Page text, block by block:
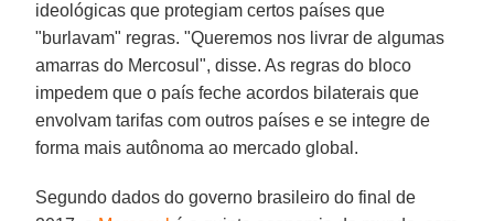
ideológicas que protegiam certos países que
"burlavam" regras. "Queremos nos livrar de algumas
amarras do Mercosul", disse. As regras do bloco
impedem que o país feche acordos bilaterais que
envolvam tarifas com outros países e se integre de
forma mais autônoma ao mercado global.
Segundo dados do governo brasileiro do final de